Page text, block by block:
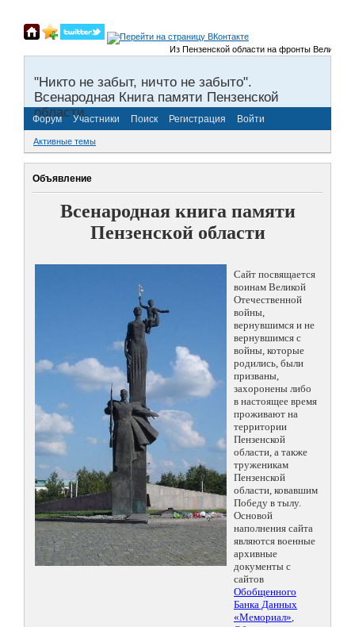
Из Пензенской области на фронты Великой
"Никто не забыт, ничто не забыто".
Всенародная Книга памяти Пензенской
области.
Форум Участники Поиск Регистрация Войти
Активные темы
Объявление
Всенародная книга памяти
Пензенской области
Сайт посвящается
воинам Великой
Отечественной
войны,
вернувшимся и не
вернувшимся с
войны, которые
родились, были
призваны,
захоронены либо
в настоящее время
проживают на
территории
Пензенской
области, а также
труженикам
Пензенской
области, ковавшим
Победу в тылу.
Основой
наполнения сайта
являются военные
архивные
документы с
сайтов
Обобщенного
Банка Данных
«Мемориал»,